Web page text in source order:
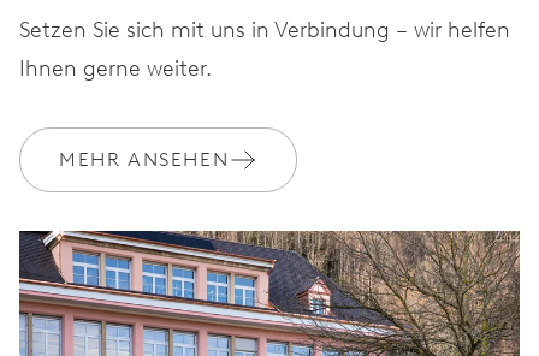
Setzen Sie sich mit uns in Verbindung – wir helfen
Ihnen gerne weiter.
MEHR ANSEHEN